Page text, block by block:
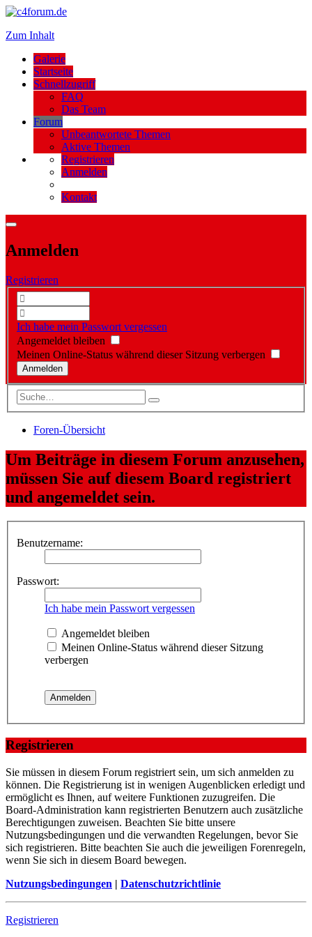
Zum Inhalt
Galerie
Startseite
Schnellzugriff
FAQ
Das Team
Forum
Unbeantwortete Themen
Aktive Themen
Registrieren
Anmelden
Kontakt
Anmelden
Registrieren
Ich habe mein Passwort vergessen
Angemeldet bleiben
Meinen Online-Status während dieser Sitzung verbergen
Foren-Übersicht
Um Beiträge in diesem Forum anzusehen,
müssen Sie auf diesem Board registriert
und angemeldet sein.
Benutzername:
Passwort:
Ich habe mein Passwort vergessen
Angemeldet bleiben
Meinen Online-Status während dieser Sitzung
verbergen
Registrieren
Sie müssen in diesem Forum registriert sein, um sich anmelden zu
können. Die Registrierung ist in wenigen Augenblicken erledigt und
ermöglicht es Ihnen, auf weitere Funktionen zuzugreifen. Die
Board-Administration kann registrierten Benutzern auch zusätzliche
Berechtigungen zuweisen. Beachten Sie bitte unsere
Nutzungsbedingungen und die verwandten Regelungen, bevor Sie
sich registrieren. Bitte beachten Sie auch die jeweiligen Forenregeln,
wenn Sie sich in diesem Board bewegen.
Nutzungsbedingungen | Datenschutzrichtlinie
Registrieren